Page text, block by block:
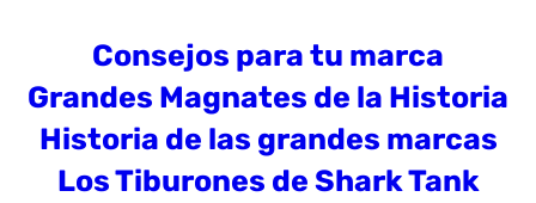
Consejos para tu marca
Grandes Magnates de la Historia
Historia de las grandes marcas
Los Tiburones de Shark Tank